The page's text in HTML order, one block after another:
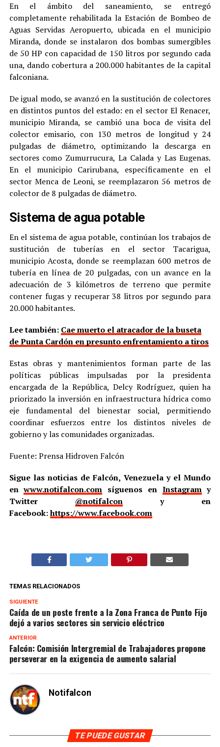
En el ámbito del saneamiento, se entregó
completamente rehabilitada la Estación de Bombeo de
Aguas Servidas Aeropuerto, ubicada en el municipio
Miranda, donde se instalaron dos bombas sumergibles
de 50 HP con capacidad de 150 litros por segundo cada
una, dando cobertura a 200.000 habitantes de la capital
falconiana.
De igual modo, se avanzó en la sustitución de colectores
en distintos puntos del estado: en el sector El Renacer,
municipio Miranda, se cambió una boca de visita del
colector emisario, con 130 metros de longitud y 24
pulgadas de diámetro, optimizando la descarga en
sectores como Zumurrucura, La Calada y Las Eugenas.
En el municipio Carirubana, específicamente en el
sector Menca de Leoni, se reemplazaron 56 metros de
colector de 8 pulgadas de diámetro.
Sistema de agua potable
En el sistema de agua potable, continúan los trabajos de
sustitución de tuberías en el sector Tacarigua,
municipio Acosta, donde se reemplazan 600 metros de
tubería en línea de 20 pulgadas, con un avance en la
adecuación de 3 kilómetros de terreno que permite
contener fugas y recuperar 38 litros por segundo para
20.000 habitantes.
Lee también: Cae muerto el atracador de la buseta
de Punta Cardón en presunto enfrentamiento a tiros
Estas obras y mantenimientos forman parte de las
políticas públicas impulsadas por la presidenta
encargada de la República, Delcy Rodríguez, quien ha
priorizado la inversión en infraestructura hídrica como
eje fundamental del bienestar social, permitiendo
coordinar esfuerzos entre los distintos niveles de
gobierno y las comunidades organizadas.
Fuente: Prensa Hidroven Falcón
Sigue las noticias de Falcón, Venezuela y el Mundo
enwww.notifalcon.com síguenos en Instagramy
Twitter @notifalcony en
Facebook:https://www.facebook.com
TEMAS RELACIONADOS
SIGUIENTE
Caída de un poste frente a la Zona Franca de Punto Fijo
dejó a varios sectores sin servicio eléctrico
ANTERIOR
Falcón: Comisión Intergremial de Trabajadores propone
perseverar en la exigencia de aumento salarial
Notifalcon
TE PUEDE GUSTAR